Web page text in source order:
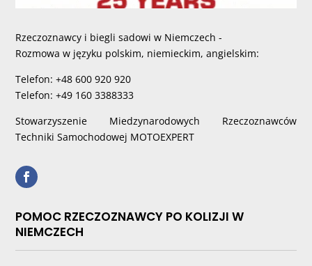
Rzeczoznawcy i biegli sadowi w Niemczech -
Rozmowa w języku polskim, niemieckim, angielskim:
Telefon: +48 600 920 920
Telefon: +49 160 3388333
Stowarzyszenie Miedzynarodowych Rzeczoznawców
Techniki Samochodowej MOTOEXPERT
POMOC RZECZOZNAWCY PO KOLIZJI W
NIEMCZECH